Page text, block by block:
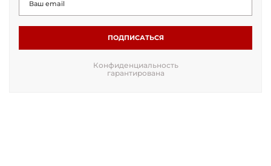
ПОДПИСАТЬСЯ
Конфиденциальность
гарантирована